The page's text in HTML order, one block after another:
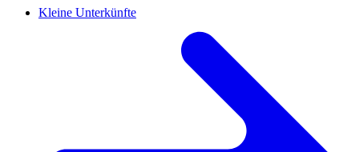
Kleine Unterkünfte